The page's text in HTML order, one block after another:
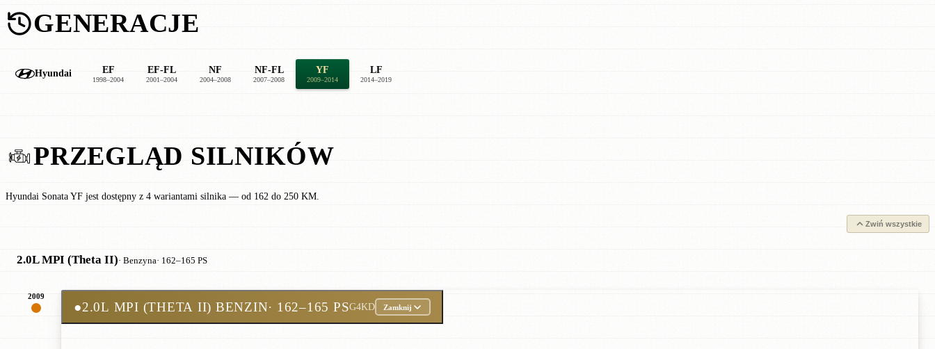
GENERACJE
Hyundai EF
1998–2004
EF-FL
2001–2004
NF
2004–2008
NF-FL
2007–2008
YF
2009–2014
LF
2014–2019
PRZEGLĄD SILNIKÓW
Hyundai Sonata YF jest dostępny z 4 wariantami silnika — od 162 do 250 KM.
Zwiń wszystkie
2.0L MPI (Theta II)· Benzyna· 162–165 PS
2009
●2.0L MPI (THETA II) BENZIN· 162–165 PSG4KD Zamknij